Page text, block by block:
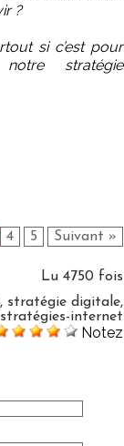
?
si c’est pour
stratégie
4 5 Suivant »
Lu 4750 fois
, stratégie digitale,
stratégies-internet
Notez